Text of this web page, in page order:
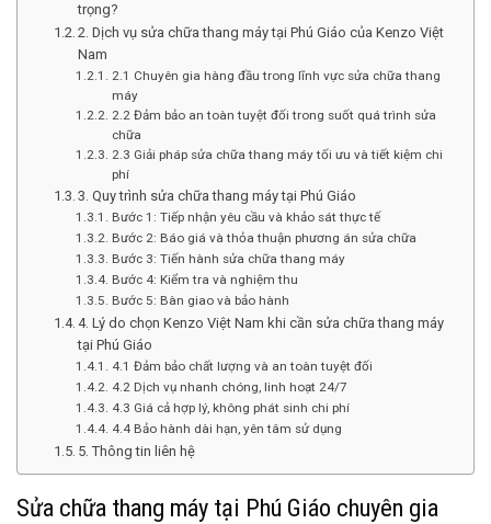
trọng?
2. Dịch vụ sửa chữa thang máy tại Phú Giáo của Kenzo Việt
Nam
2.1 Chuyên gia hàng đầu trong lĩnh vực sửa chữa thang
máy
2.2 Đảm bảo an toàn tuyệt đối trong suốt quá trình sửa
chữa
2.3 Giải pháp sửa chữa thang máy tối ưu và tiết kiệm chi
phí
3. Quy trình sửa chữa thang máy tại Phú Giáo
Bước 1: Tiếp nhận yêu cầu và khảo sát thực tế
Bước 2: Báo giá và thỏa thuận phương án sửa chữa
Bước 3: Tiến hành sửa chữa thang máy
Bước 4: Kiểm tra và nghiệm thu
Bước 5: Bàn giao và bảo hành
4. Lý do chọn Kenzo Việt Nam khi cần sửa chữa thang máy
tại Phú Giáo
4.1 Đảm bảo chất lượng và an toàn tuyệt đối
4.2 Dịch vụ nhanh chóng, linh hoạt 24/7
4.3 Giá cả hợp lý, không phát sinh chi phí
4.4 Bảo hành dài hạn, yên tâm sử dụng
5. Thông tin liên hệ
Sửa chữa thang máy tại Phú Giáo chuyên gia